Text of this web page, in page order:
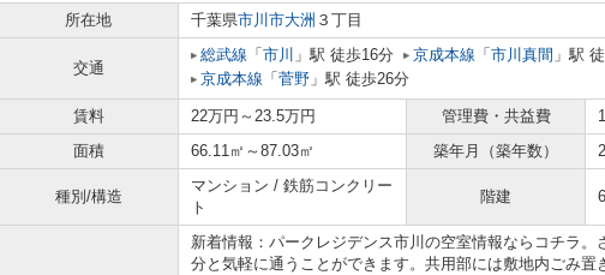
所在地 千葉県市川市大洲 ３丁目
交通
総武線 「 市川 」駅 徒歩16分 京成本線 「 市川真間 」駅
京成本線 「 菅野 」駅 徒歩26分
賃料 22万円～23.5万円 管理費・共益費
面積
66.11㎡～87.03㎡ 築年月（築年数）
種別/構造
マンション / 鉄筋コンクリー
ト
階建
新着情報：パークレジデンス市川の空室情報ならコチラ。
分と気軽に通うことができます。共用部には敷地内ごみ置